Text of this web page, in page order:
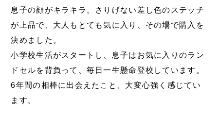
息子の顔がキラキラ。さりげない差し色のステッチ
が上品で、大人もとても気に入り、その場で購入を
決めました。
小学校生活がスタートし、息子はお気に入りのラン
ドセルを背負って、毎日一生懸命登校しています。
6年間の相棒に出会えたこと、大変心強く感じてい
ます。